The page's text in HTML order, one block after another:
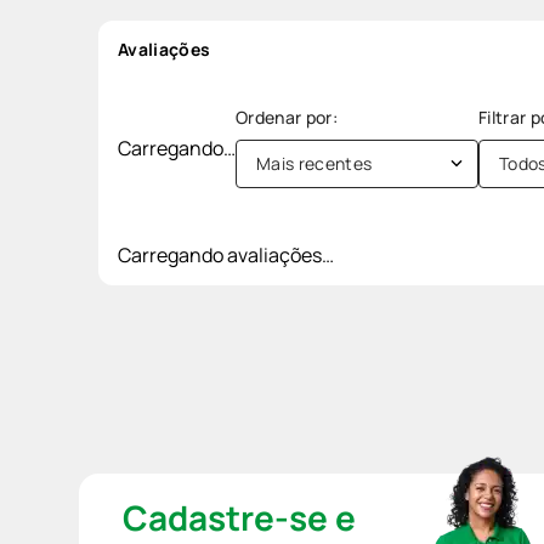
Avaliações
Carregando…
Mais recentes
Carregando avaliações…
Cadastre-se e